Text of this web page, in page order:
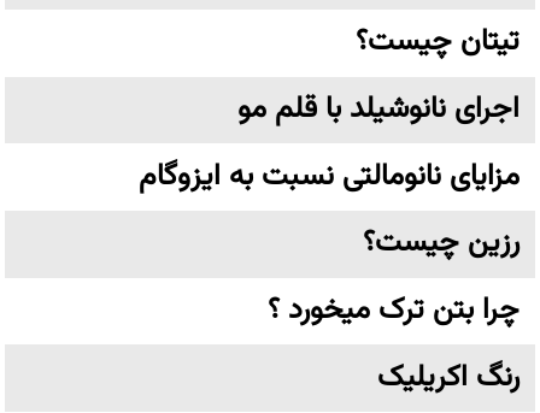
تیتان چیست؟
اجرای نانوشیلد با قلم مو
مزایای نانومالتی نسبت به ایزوگام
رزین چیست؟
چرا بتن ترک میخورد ؟
رنگ اکریلیک